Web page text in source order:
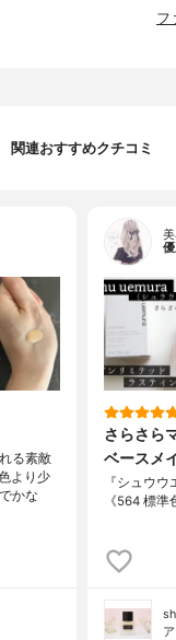
フ
関連おすすめクチコミ
る素敵
より少
かな
さらさら
ベースメ
『シュウ
《564 標